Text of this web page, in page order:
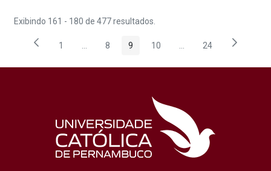
Exibindo 161 - 180 de 477 resultados.
Página
1 Páginas intermediárias Usar ABA para navegar.
Página
8 Página
9 Página
10 PáginasPágina
24